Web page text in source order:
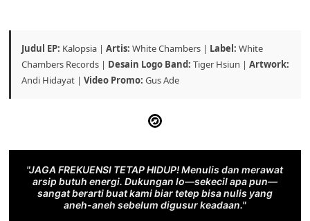
Judul EP: Kalopsia |Artis: White Chambers | Label: White
Chambers Records | Desain Logo Band: Tiger Hsiun |Artwork:
Andi Hidayat |Video Promo: Gus Ade
"JAGA FREKUENSI TETAP HIDUP! Menulis dan merawat
arsip butuh energi. Dukungan lo—sekecil apa pun—
sangat berarti buat kami biar tetep bisa nulis yang
aneh-aneh sebelum digusur keadaan."